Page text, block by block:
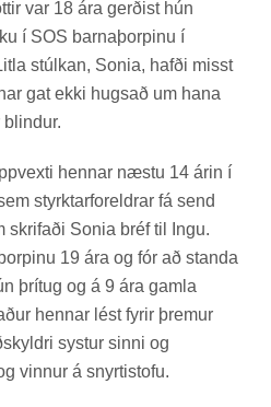
var 18 ára gerð­ist hún
í SOS barna­þorp­inu í
stúlk­an, Sonia, hafði misst
gat ekki hugs­að um hana
henn­ar næstu 14 árin í
styrktar­for­eldr­ar fá send
skrif­aði Sonia bréf til Ingu.
19 ára og fór að standa
þrí­tug og á 9 ára gamla
henn­ar lést fyr­ir þrem­ur
syst­ur sinni og
vinn­ur á snyrti­stofu.